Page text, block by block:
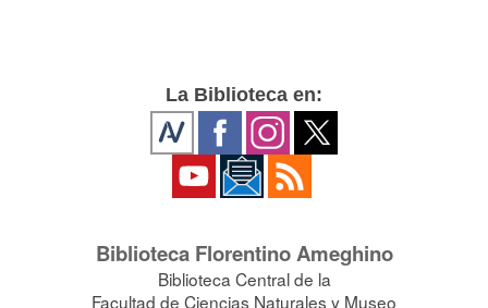
La Biblioteca en:
Biblioteca Florentino Ameghino
Biblioteca Central de la
Facultad de Ciencias Naturales y Museo